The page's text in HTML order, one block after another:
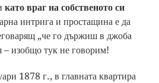
като враг на собственото си
интрига и простащина е да
„че го държиш в джоба
изобщо тук не говорим!
1878 г., в главната квартира